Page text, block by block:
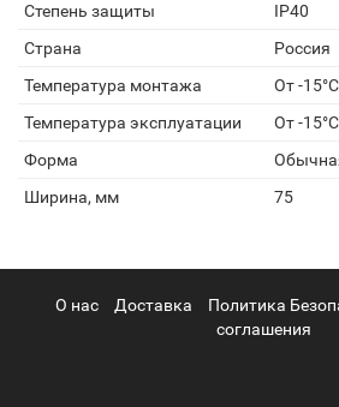
Степень защиты
IP40
Страна
Россия
Температура монтажа
От -
Температура эксплуатации
От -
Форма
Ширина, мм
75
О нас Доставка Политика
соглашения